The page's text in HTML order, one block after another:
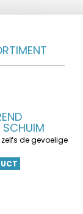
SCHUIM
de gevoelige